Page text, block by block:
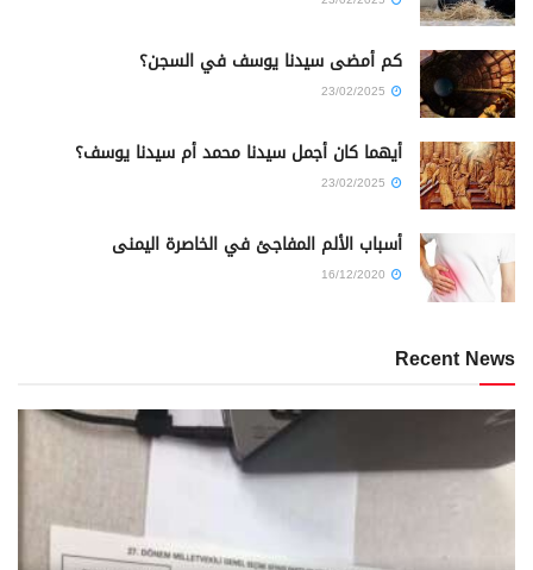
كم أمضى سيدنا يوسف في السجن؟
أيهما كان أجمل سيدنا محمد أم سيدنا يوسف؟
أسباب الألم المفاجئ في الخاصرة اليمنى
Recent News